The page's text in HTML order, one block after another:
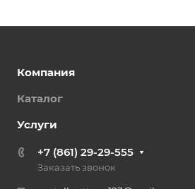
Компания
Каталог
Услуги
+7 (861) 29-29-555
Заказать звонок